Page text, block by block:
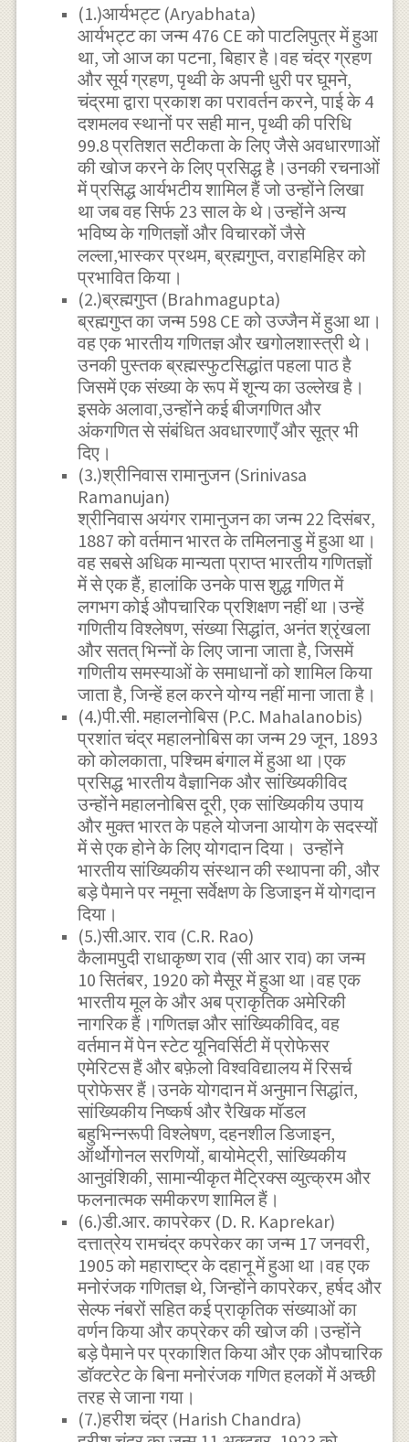
(1.)आर्यभट्ट (Aryabhata)
आर्यभट्ट का जन्म 476 CE को पाटलिपुत्र में हुआ
था, जो आज का पटना, बिहार है।वह चंद्र ग्रहण
और सूर्य ग्रहण, पृथ्वी के अपनी धुरी पर घूमने,
चंद्रमा द्वारा प्रकाश का परावर्तन करने, पाई के 4
दशमलव स्थानों पर सही मान, पृथ्वी की परिधि
99.8 प्रतिशत सटीकता के लिए जैसे अवधारणाओं
की खोज करने के लिए प्रसिद्ध है।उनकी रचनाओं
में प्रसिद्ध आर्यभटीय शामिल हैं जो उन्होंने लिखा
था जब वह सिर्फ 23 साल के थे।उन्होंने अन्य
भविष्य के गणितज्ञों और विचारकों जैसे
लल्ला,भास्कर प्रथम, ब्रह्मगुप्त, वराहमिहिर को
प्रभावित किया।
(2.)ब्रह्मगुप्त (Brahmagupta)
ब्रह्मगुप्त का जन्म 598 CE को उज्जैन में हुआ था।
वह एक भारतीय गणितज्ञ और खगोलशास्त्री थे।
उनकी पुस्तक ब्रह्मस्फुटसिद्धांत पहला पाठ है
जिसमें एक संख्या के रूप में शून्य का उल्लेख है।
इसके अलावा,उन्होंने कई बीजगणित और
अंकगणित से संबंधित अवधारणाएँ और सूत्र भी
दिए।
(3.)श्रीनिवास रामानुजन (Srinivasa
Ramanujan)
श्रीनिवास अयंगर रामानुजन का जन्म 22 दिसंबर,
1887 को वर्तमान भारत के तमिलनाडु में हुआ था।
वह सबसे अधिक मान्यता प्राप्त भारतीय गणितज्ञों
में से एक हैं, हालांकि उनके पास शुद्ध गणित में
लगभग कोई औपचारिक प्रशिक्षण नहीं था।उन्हें
गणितीय विश्लेषण, संख्या सिद्धांत, अनंत श्रृंखला
और सतत् भिन्नों के लिए जाना जाता है, जिसमें
गणितीय समस्याओं के समाधानों को शामिल किया
जाता है, जिन्हें हल करने योग्य नहीं माना जाता है।
(4.)पी.सी. महालनोबिस (P.C. Mahalanobis)
प्रशांत चंद्र महालनोबिस का जन्म 29 जून, 1893
को कोलकाता, पश्चिम बंगाल में हुआ था।एक
प्रसिद्ध भारतीय वैज्ञानिक और सांख्यिकीविद
उन्होंने महालनोबिस दूरी, एक सांख्यिकीय उपाय
और मुक्त भारत के पहले योजना आयोग के सदस्यों
में से एक होने के लिए योगदान दिया। उन्होंने
भारतीय सांख्यिकीय संस्थान की स्थापना की, और
बड़े पैमाने पर नमूना सर्वेक्षण के डिजाइन में योगदान
दिया।
(5.)सी.आर. राव (C.R. Rao)
कैलामपुदी राधाकृष्ण राव (सी आर राव) का जन्म
10 सितंबर, 1920 को मैसूर में हुआ था।वह एक
भारतीय मूल के और अब प्राकृतिक अमेरिकी
नागरिक हैं।गणितज्ञ और सांख्यिकीविद, वह
वर्तमान में पेन स्टेट यूनिवर्सिटी में प्रोफेसर
एमेरिटस हैं और बफ़ेलो विश्वविद्यालय में रिसर्च
प्रोफेसर हैं।उनके योगदान में अनुमान सिद्धांत,
सांख्यिकीय निष्कर्ष और रैखिक मॉडल
बहुभिन्नरूपी विश्लेषण, दहनशील डिजाइन,
ऑर्थोगोनल सरणियों, बायोमेट्री, सांख्यिकीय
आनुवंशिकी, सामान्यीकृत मैट्रिक्स व्युत्क्रम और
फलनात्मक समीकरण शामिल हैं।
(6.)डी.आर. कापरेकर (D. R. Kaprekar)
दत्तात्रेय रामचंद्र कपरेकर का जन्म 17 जनवरी,
1905 को महाराष्ट्र के दहानू में हुआ था।वह एक
मनोरंजक गणितज्ञ थे, जिन्होंने कापरेकर, हर्षद और
सेल्फ नंबरों सहित कई प्राकृतिक संख्याओं का
वर्णन किया और कप्रेकर की खोज की।उन्होंने
बड़े पैमाने पर प्रकाशित किया और एक औपचारिक
डॉक्टरेट के बिना मनोरंजक गणित हलकों में अच्छी
तरह से जाना गया।
(7.)हरीश चंद्र (Harish Chandra)